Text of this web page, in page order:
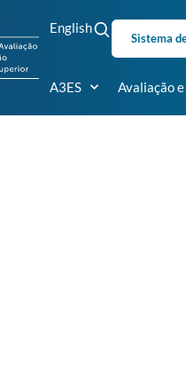
English
Sistema
A3ES Avaliação